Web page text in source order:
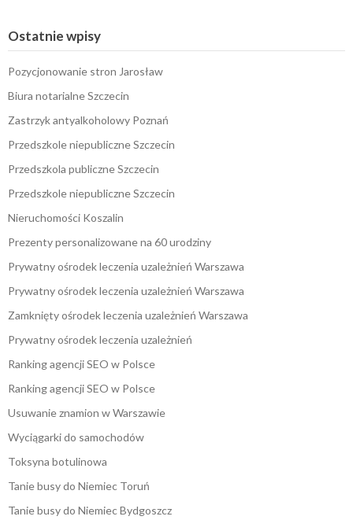
Ostatnie wpisy
Pozycjonowanie stron Jarosław
Biura notarialne Szczecin
Zastrzyk antyalkoholowy Poznań
Przedszkole niepubliczne Szczecin
Przedszkola publiczne Szczecin
Przedszkole niepubliczne Szczecin
Nieruchomości Koszalin
Prezenty personalizowane na 60 urodziny
Prywatny ośrodek leczenia uzależnień Warszawa
Prywatny ośrodek leczenia uzależnień Warszawa
Zamknięty ośrodek leczenia uzależnień Warszawa
Prywatny ośrodek leczenia uzależnień
Ranking agencji SEO w Polsce
Ranking agencji SEO w Polsce
Usuwanie znamion w Warszawie
Wyciągarki do samochodów
Toksyna botulinowa
Tanie busy do Niemiec Toruń
Tanie busy do Niemiec Bydgoszcz